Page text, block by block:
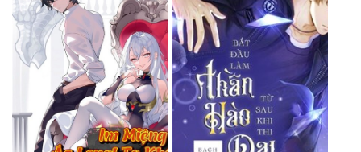
Cẩu Đạo Trường Sinh
Ngự Thú
Truyện Nam
Truyện Nữ
Vô Địch Lưu